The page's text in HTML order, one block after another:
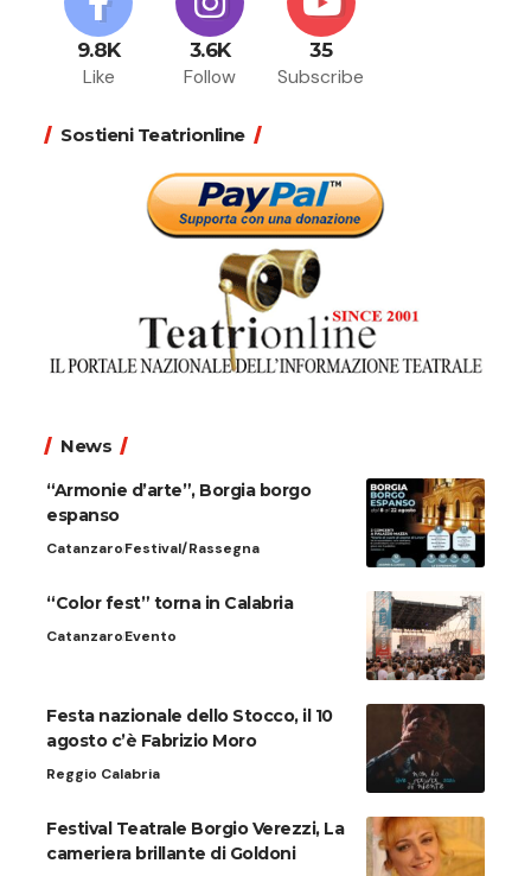
9.8K
Like
3.6K
Follow
35
Subscribe
Sostieni Teatrionline
News
“Armonie d’arte”, Borgia borgo
espanso
CatanzaroFestival/Rassegna
“Color fest” torna in Calabria
CatanzaroEvento
Festa nazionale dello Stocco, il 10
agosto c’è Fabrizio Moro
Reggio Calabria
Festival Teatrale Borgio Verezzi, La
cameriera brillante di Goldoni